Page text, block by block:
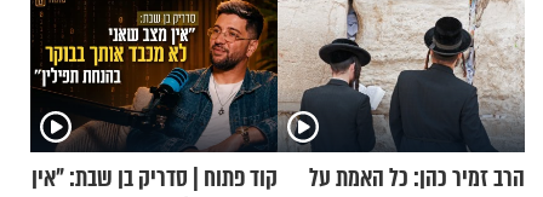
הרב זמיר כהן: כל האמת על
קוד פתוח | סדריק בן שבת: "אין